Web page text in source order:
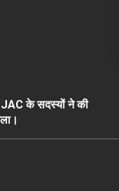
के सदस्यों ने की